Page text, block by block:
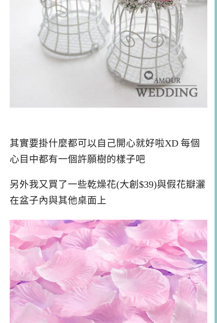
其實要掛什麼都可以自己開心就好啦XD 每個
心目中都有一個許願樹的樣子吧
另外我又買了一些乾燥花(大創$39)與假花瓣灑
在盆子內與其他桌面上